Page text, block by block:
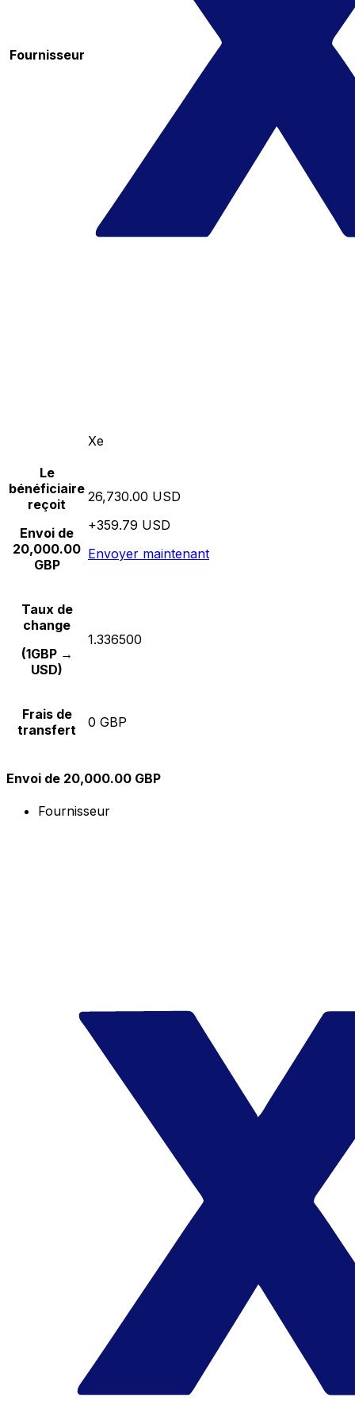
Fournisseur
Xe
Le
bénéficiaire
reçoit
Envoi de
20,000.00
GBP
26,730.00 USD
+359.79 USD
Envoyer maintenant
Taux de
change
(1GBP →
USD)
1.336500
Frais de
transfert
0 GBP
Envoi de 20,000.00 GBP
Fournisseur